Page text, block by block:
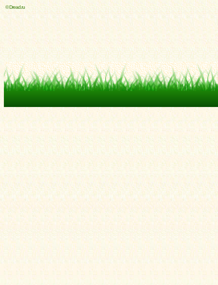
© Dread.ru